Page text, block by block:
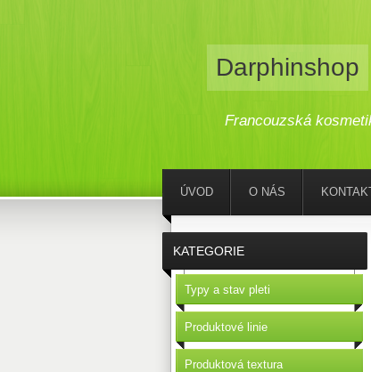
Darphinshop
Francouzská
KATEGORIE
Typy a stav pleti
Produktové linie
Produktová textura
ÚVOD O NÁS